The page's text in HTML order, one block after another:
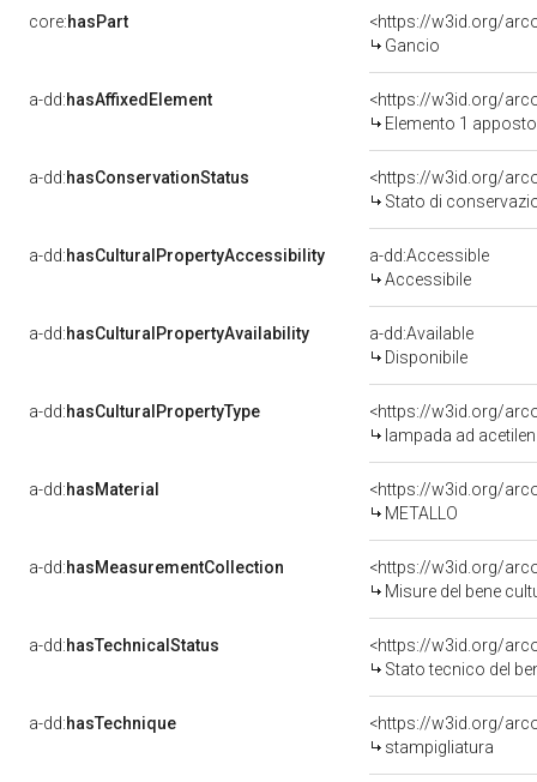
core:hasPart
<https://w3id.org/
Gancio
a-dd:hasAffixedElement
<https://w3id.org/
Elemento 1
a-dd:hasConservationStatus
<https://w3id.org/
Stato di
a-dd:hasCulturalPropertyAccessibility
a-dd:Accessible
Accessibile
a-dd:hasCulturalPropertyAvailability
a-dd:Available
Disponibile
a-dd:hasCulturalPropertyType
<https://w3id.org/
lampada ad
a-dd:hasMaterial
<https://w3id.org/
METALLO
a-dd:hasMeasurementCollection
<https://w3id.org/
Misure del bene
a-dd:hasTechnicalStatus
<https://w3id.org/
Stato tecnico del
a-dd:hasTechnique
<https://w3id.org/
stampigliatura